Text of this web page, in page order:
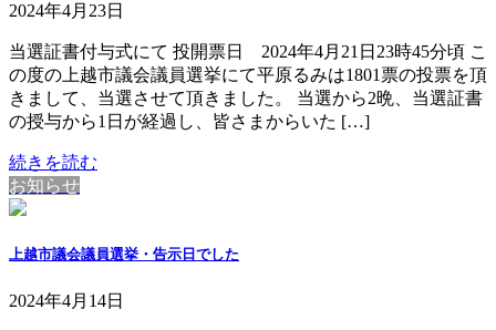
2024年4月23日
当選証書付与式にて 投開票日 2024年4月21日23時45分頃 こ
の度の上越市議会議員選挙にて平原るみは1801票の投票を頂
きまして、当選させて頂きました。 当選から2晩、当選証書
の授与から1日が経過し、皆さまからいた […]
続きを読む
お知らせ
上越市議会議員選挙・告示日でした
2024年4月14日